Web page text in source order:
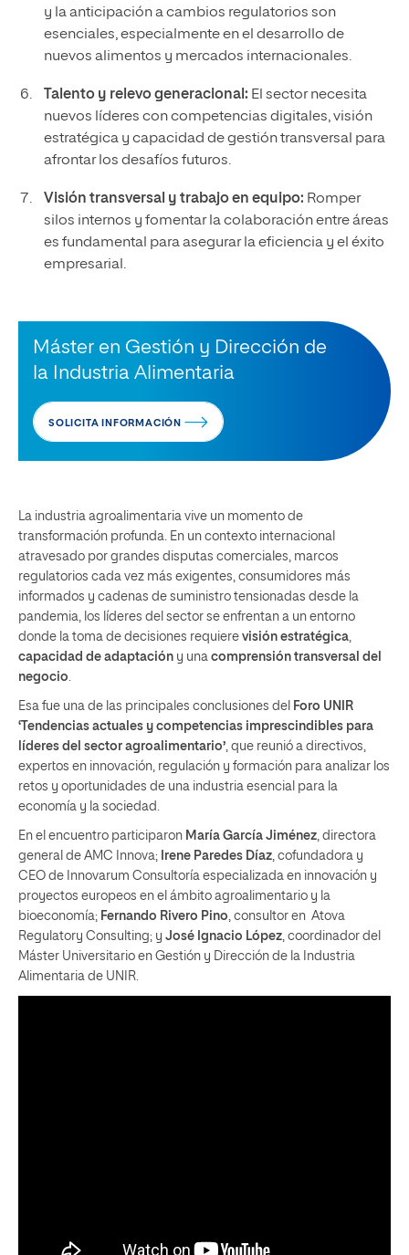
y la anticipación a cambios regulatorios son
esenciales, especialmente en el desarrollo de
nuevos alimentos y mercados internacionales.
Talento y relevo generacional: El sector necesita
nuevos líderes con competencias digitales, visión
estratégica y capacidad de gestión transversal para
afrontar los desafíos futuros.
Visión transversal y trabajo en equipo: Romper
silos internos y fomentar la colaboración entre áreas
es fundamental para asegurar la eficiencia y el éxito
empresarial.
Máster en Gestión y Dirección de
la Industria Alimentaria
SOLICITA INFORMACIÓN
La industria agroalimentaria vive un momento de
transformación profunda. En un contexto internacional
atravesado por grandes disputas comerciales, marcos
regulatorios cada vez más exigentes, consumidores más
informados y cadenas de suministro tensionadas desde la
pandemia, los líderes del sector se enfrentan a un entorno
donde la toma de decisiones requiere visión estratégica
capacidad de adaptación y una comprensión transversal del
negocio
Esa fue una de las principales conclusiones del Foro UNIR
‘Tendencias actuales y competencias imprescindibles para
líderes del sector agroalimentario’ , que reunió a directivos,
expertos en innovación, regulación y formación para analizar los
retos y oportunidades de una industria esencial para la
economía y la sociedad.
En el encuentro participaron María García Jiménez , directora
general de AMC Innova;
Irene Paredes Díaz , cofundadora y
CEO de Innovarum Consultoría especializada en innovación y
proyectos europeos en el ámbito agroalimentario y la
bioeconomía; Fernando Rivero Pino , consultor en Atova
Regulatory Consulting; y José Ignacio López , coordinador del
Máster Universitario en Gestión y Dirección de la Industria
Alimentaria de UNIR.